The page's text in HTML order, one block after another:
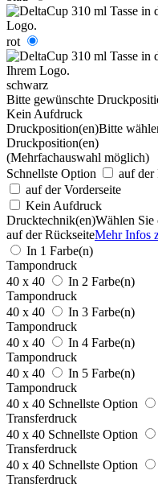
rot
schwarz
Bitte gewünschte
Kein Aufdruck
Druckposition(en)Bitte
Druckposition(en)
(Mehrfachauswahl möglich)
Schnellste Option
auf der
auf der Vorderseite
Kein Aufdruck
Drucktechnik(en)Wählen Sie
auf der RückseiteMehr Infos
In 1 Farbe(n)
Tampondruck
40 x 40
In 2 Farbe(n)
Tampondruck
40 x 40
In 3 Farbe(n)
Tampondruck
40 x 40
In 4 Farbe(n)
Tampondruck
40 x 40
In 5 Farbe(n)
Tampondruck
40 x 40 Schnellste Option
Transferdruck
40 x 40 Schnellste Option
Transferdruck
40 x 40 Schnellste Option
Transferdruck